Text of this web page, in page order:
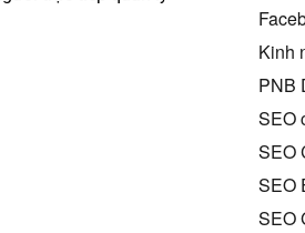
Kinh
PNB
SEO
SEO
SEO
SEO